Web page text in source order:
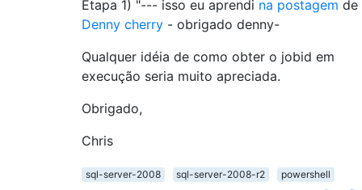
Etapa 1) "--- isso eu aprendi na postagem de
Denny cherry - obrigado denny-
Qualquer idéia de como obter o jobid em
execução seria muito apreciada.
Obrigado,
Chris
sql-server-2008 sql-server-2008-r2
powershell